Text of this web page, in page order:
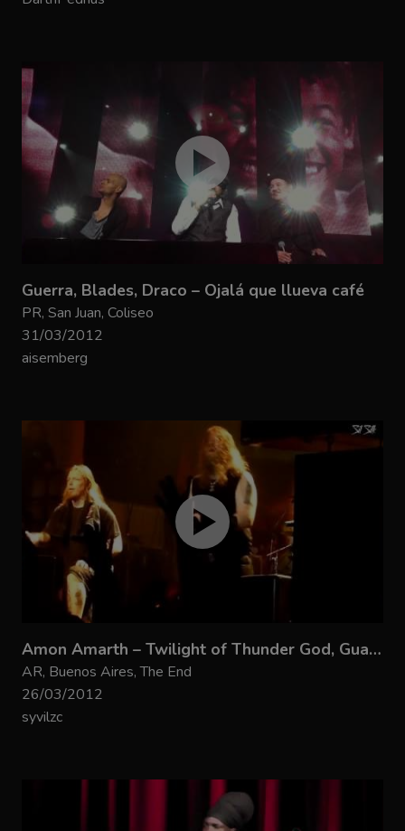
Guerra, Blades, Draco – Ojalá que llueva café
PR, San Juan, Coliseo
31/03/2012
aisemberg
Amon Amarth – Twilight of Thunder God, Guardians…
AR, Buenos Aires, The End
26/03/2012
syvilzc